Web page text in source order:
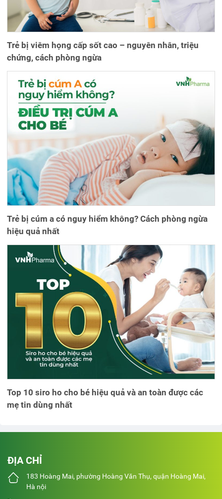
Trẻ bị viêm họng cấp sốt cao – nguyên nhân, triệu
chứng, cách phòng ngừa
Trẻ bị cúm a có nguy hiểm không? Cách phòng ngừa
hiệu quả nhất
Top 10 siro ho cho bé hiệu quả và an toàn được các
mẹ tin dùng nhất
ĐỊA CHỈ
183 Hoàng Mai, phường Hoàng Văn Thụ, quận Hoàng Mai,
Hà nội